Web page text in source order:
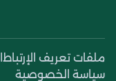
ملفات تعريف الإرتباط
سياسة الخصوصية